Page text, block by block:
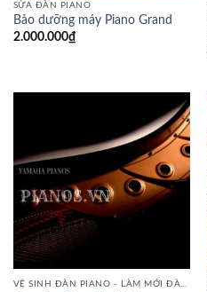
SỬA ĐÀN PIANO
Bảo dưỡng máy Piano Grand
2.000.000₫